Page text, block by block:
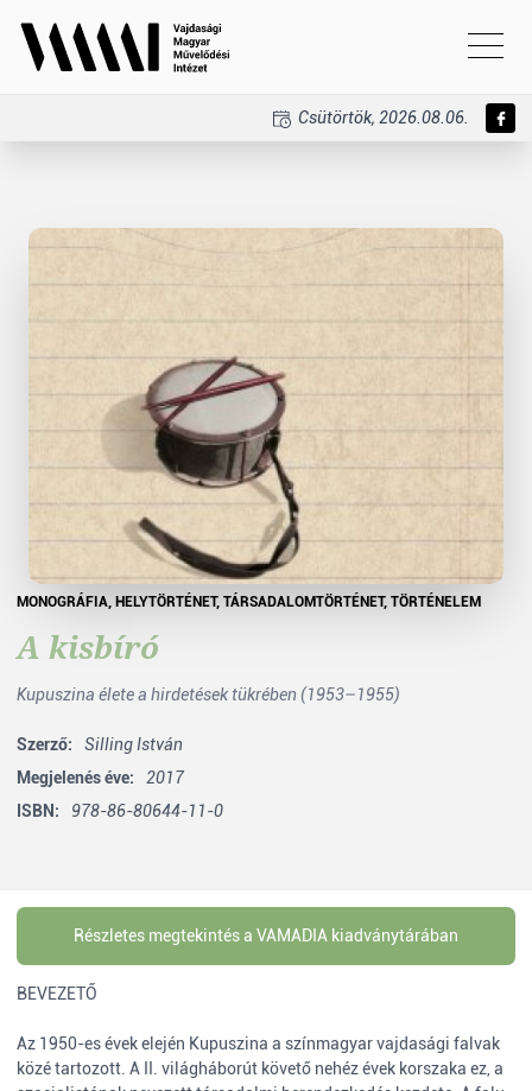
Csütörtök, 2026.08.06.
MONOGRÁFIA, HELYTÖRTÉNET, TÁRSADALOMTÖRTÉNET, TÖRTÉNELEM
A kisbíró
Kupuszina élete a hirdetések tükrében (1953–1955)
Szerző:
Silling István
Megjelenés éve:
2017
ISBN:
978-86-80644-11-0
Részletes megtekintés a VAMADIA kiadványtárában
BEVEZETŐ
Az 1950-es évek elején Kupuszina a színmagyar vajdasági falvak
közé tartozott. A II. világháborút követő nehéz évek korszaka ez, a